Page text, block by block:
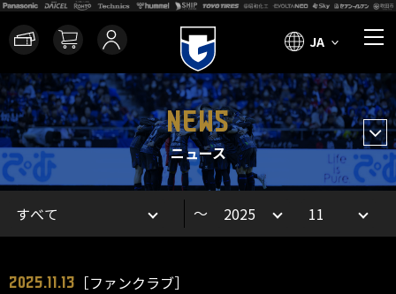
JA
NEWS
ニュース
～
2025.11.13 ［ファンクラブ］